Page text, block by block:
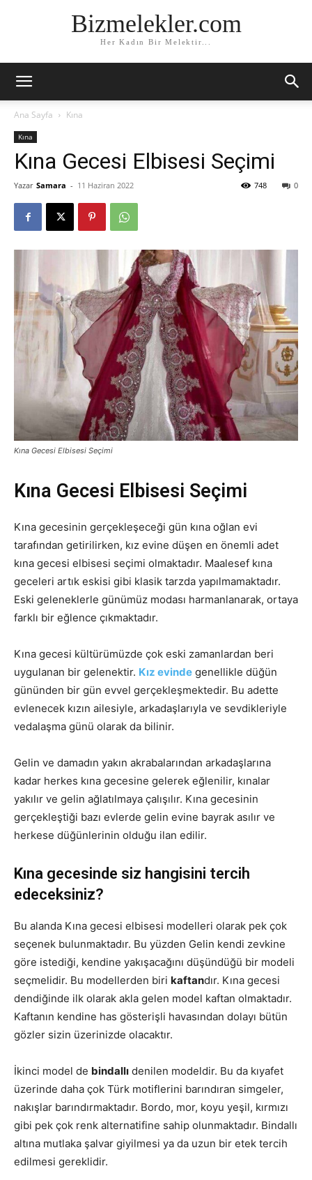
Bizmelekler.com
Her Kadın Bir Melektir...
Ana Sayfa Kına
Kına
Kına Gecesi Elbisesi Seçimi
Yazar Samara - 11 Haziran 2022 0
748
Kına Gecesi Elbisesi Seçimi
Kına Gecesi Elbisesi Seçimi
Kına gecesinin gerçekleşeceği gün kına oğlan evi
tarafından getirilirken, kız evine düşen en önemli adet
kına gecesi elbisesi seçimi olmaktadır. Maalesef kına
geceleri artık eskisi gibi klasik tarzda yapılmamaktadır.
Eski geleneklerle günümüz modası harmanlanarak, ortaya
farklı bir eğlence çıkmaktadır.
Kına gecesi kültürümüzde çok eski zamanlardan beri
uygulanan bir gelenektir. Kız evinde genellikle düğün
gününden bir gün evvel gerçekleşmektedir. Bu adette
evlenecek kızın ailesiyle, arkadaşlarıyla ve sevdikleriyle
vedalaşma günü olarak da bilinir.
Gelin ve damadın yakın akrabalarından arkadaşlarına
kadar herkes kına gecesine gelerek eğlenilir, kınalar
yakılır ve gelin ağlatılmaya çalışılır. Kına gecesinin
gerçekleştiği bazı evlerde gelin evine bayrak asılır ve
herkese düğünlerinin olduğu ilan edilir.
Kına gecesinde siz hangisini tercih
edeceksiniz?
Bu alanda Kına gecesi elbisesi modelleri olarak pek çok
seçenek bulunmaktadır. Bu yüzden Gelin kendi zevkine
göre istediği, kendine yakışacağını düşündüğü bir modeli
seçmelidir. Bu modellerden biri kaftandır. Kına gecesi
dendiğinde ilk olarak akla gelen model kaftan olmaktadır.
Kaftanın kendine has gösterişli havasından dolayı bütün
gözler sizin üzerinizde olacaktır.
İkinci model de bindallı denilen modeldir. Bu da kıyafet
üzerinde daha çok Türk motiflerini barındıran simgeler,
nakışlar barındırmaktadır. Bordo, mor, koyu yeşil, kırmızı
gibi pek çok renk alternatifine sahip olunmaktadır. Bindallı
altına mutlaka şalvar giyilmesi ya da uzun bir etek tercih
edilmesi gereklidir.